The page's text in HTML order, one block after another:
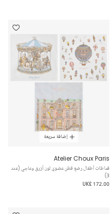
إضافة سريعة
Atelier Choux Paris
قماطات أطفال رضع قطن عضوي لون أزرق وعاجي (عدد
3)
UK£ 172.00